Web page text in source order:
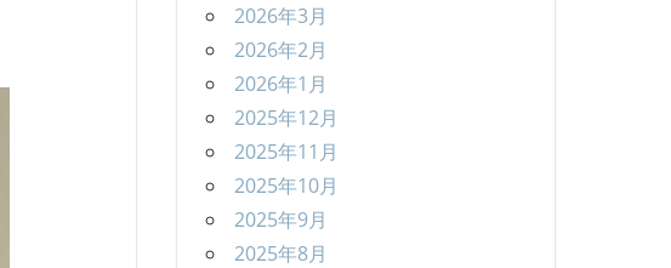
2026年3月
2026年2月
2026年1月
2025年12月
2025年11月
2025年10月
2025年9月
2025年8月